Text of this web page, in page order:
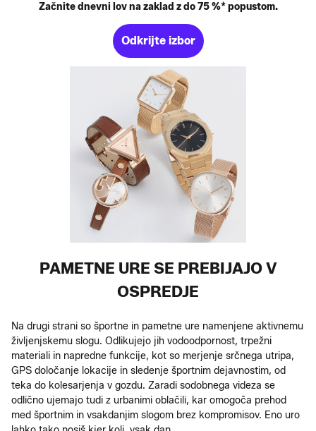
Začnite dnevni lov na zaklad z do 75 %* popustom.
Odkrijte izbor
PAMETNE URE SE PREBIJAJO V
OSPREDJE
Na drugi strani so športne in pametne ure namenjene aktivnemu
življenjskemu slogu. Odlikujejo jih vodoodpornost, trpežni
materiali in napredne funkcije, kot so merjenje srčnega utripa,
GPS določanje lokacije in sledenje športnim dejavnostim, od
teka do kolesarjenja v gozdu. Zaradi sodobnega videza se
odlično ujemajo tudi z urbanimi oblačili, kar omogoča prehod
med športnim in vsakdanjim slogom brez kompromisov. Eno uro